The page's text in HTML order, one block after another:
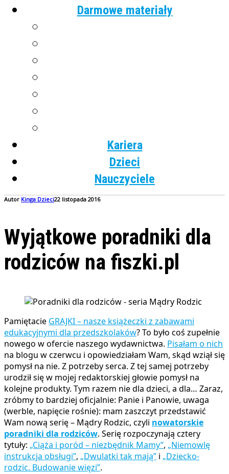
Darmowe materiały
Kariera
Dzieci
Nauczyciele
Autor Kinga Dzieci22 listopada 2016
Wyjątkowe poradniki dla
rodziców na fiszki.pl
Pamiętacie GRAJKI – nasze książeczki z zabawami
edukacyjnymi dla przedszkolaków? To było coś zupełnie
nowego w ofercie naszego wydawnictwa. Pisałam o nich
na blogu w czerwcu i opowiedziałam Wam, skąd wziął się
pomysł na nie. Z potrzeby serca. Z tej samej potrzeby
urodził się w mojej redaktorskiej głowie pomysł na
kolejne produkty. Tym razem nie dla dzieci, a dla… Zaraz,
zróbmy to bardziej oficjalnie: Panie i Panowie, uwaga
(werble, napięcie rośnie): mam zaszczyt przedstawić
Wam nową serię – Mądry Rodzic, czyli nowatorskie
poradniki dla rodziców. Serię rozpoczynają cztery
tytuły: „Ciąża i poród – niezbędnik Mamy”, „Niemowlę
instrukcja obsługi”, „Dwulatki tak mają” i „Dziecko-
rodzic. Budowanie więzi”.